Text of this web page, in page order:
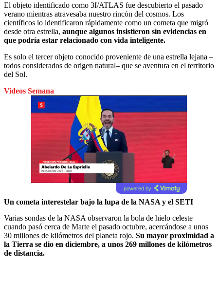
El objeto identificado como 3I/ATLAS fue descubierto el pasado
verano mientras atravesaba nuestro rincón del cosmos. Los
científicos lo identificaron rápidamente como un cometa que migró
desde otra estrella, aunque algunos insistieron sin evidencias en
que podría estar relacionado con vida inteligente.
Es solo el tercer objeto conocido proveniente de una estrella lejana –
todos considerados de origen natural– que se aventura en el territorio
del Sol.
Videos Semana
powered by
Un cometa interestelar bajo la lupa de la NASA y el SETI
Varias sondas de la NASA observaron la bola de hielo celeste
cuando pasó cerca de Marte el pasado octubre, acercándose a unos
30 millones de kilómetros del planeta rojo. Su mayor proximidad a
la Tierra se dio en diciembre, a unos 269 millones de kilómetros
de distancia.